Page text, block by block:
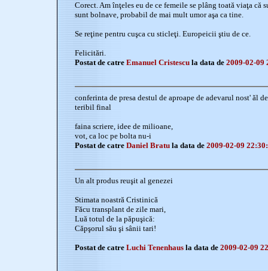
Corect. Am înţeles eu de ce femeile se plâng toată viaţa că
sunt bolnave, probabil de mai mult umor aşa ca tine.
Se reţine pentru cuşca cu sticleţi. Europeicii ştiu de ce.
Felicitări.
Postat de catre Emanuel Cristescu la data de 2009-02-09
conferinta de presa destul de aproape de adevarul nost' ăl
teribil final
faina scriere, idee de milioane,
vot, ca loc pe bolta nu-i
Postat de catre Daniel Bratu la data de 2009-02-09
Un alt produs reuşit al genezei
Stimata noastră Cristinică
Făcu transplant de zile mari,
Luă totul de la păpuşică:
Căpşorul său şi sânii tari!
Postat de catre Luchi Tenenhaus la data de 2009-02-09